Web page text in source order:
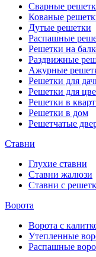
Сварные
Кованые
Дутые решетки
Распашные
Решетки на
Раздвижные
Ажурные
Решетки для
Решетки для
Решетки в
Решетки в дом
Решетчатые
Ставни
Глухие ставни
Ставни жалюзи
Ставни с
Ворота
Ворота с
Утепленные
Распашные